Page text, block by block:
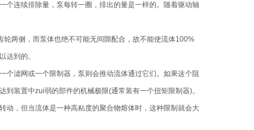
个连续排除量，泵每转一圈，排出的量是一样的。随着驱动轴
两侧，而泵体也绝不可能无间隙配合，故不能使流体100%
达到的。
滤网或一个限制器，泵则会推动流体通过它们。如果这个阻
装置中zui弱的部件的机械极限(通常装有一个扭矩限制器)。
动，但当流体是一种高粘度的聚合物熔体时，这种限制就会大